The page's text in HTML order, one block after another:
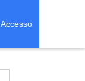
Accesso